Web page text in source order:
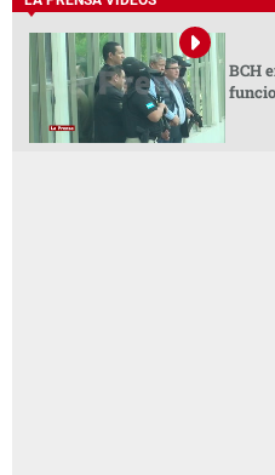
BCH